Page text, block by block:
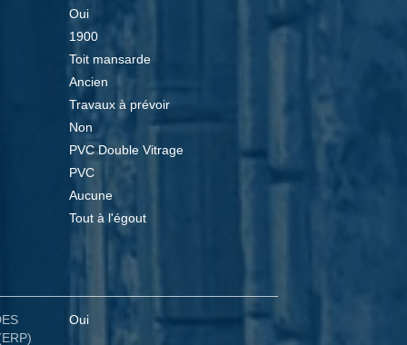
Oui
1900
Toit mansarde
Ancien
Travaux à prévoir
Non
PVC Double Vitrage
PVC
Aucune
Tout à l'égout
Oui